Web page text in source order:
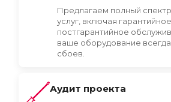
Предлагаем полный
услуг, включая
постгарантийное
ваше оборудование
сбоев.
Аудит проекта